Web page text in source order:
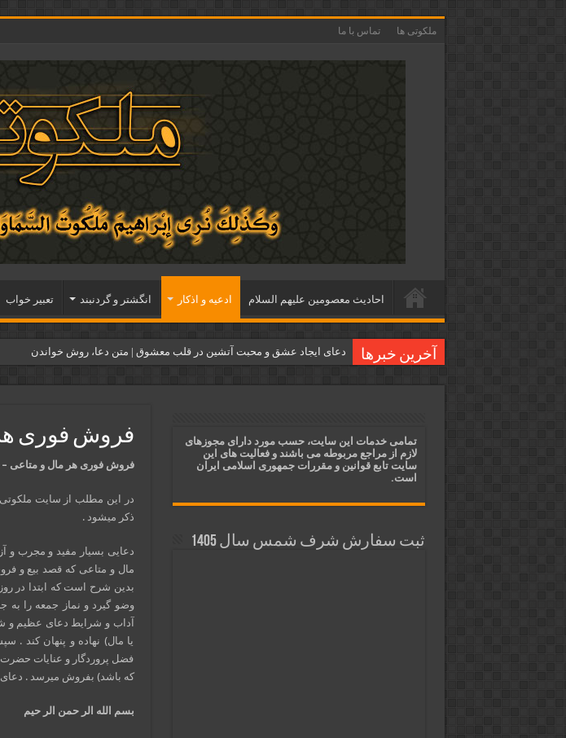
ملکوتی ها تماس با ما
احاديث معصومين عليهم السلام ادعيه و اذكار انگشتر و گردنبند تعبیر خواب
آخرین خبرها دعای ایجاد عشق و محبت آتشین در قلب معشوق | متن دعا، روش خواندن
قویترین ذکر استجابت دعا و حاجت روایی | ذکر اسماء الحسنی برآورده شدن
دعای افزایش رزق و روزی و ثروتمند شدن | متن دعا و اذکار مجرب
فروش فوری
فروش فوری هر مال و متاعی
در این مطلب از سایت ملکوتی
ذکر میشود .
دعایی بسیار مفید و مجرب و
مال و متاعی که قصد بیع و
بدین شرح است که ابتدا در
وضو گیرد و نماز جمعه را به
آداب و شرایط دعای عظیم و
یا مال) نهاده و پنهان کند .
فضل پروردگار و عنایات حضرت
که باشد) بفروش میرسد . دعای
بسم الله الر حمن الر حیم
تمامی خدمات این سایت، حسب مورد دارای مجوزهای
لازم از مراجع مربوطه می باشند و فعالیت های این
سایت تابع قوانین و مقررات جمهوری اسلامی ایران
است.
ثبت سفارش شرف شمس سال 1405